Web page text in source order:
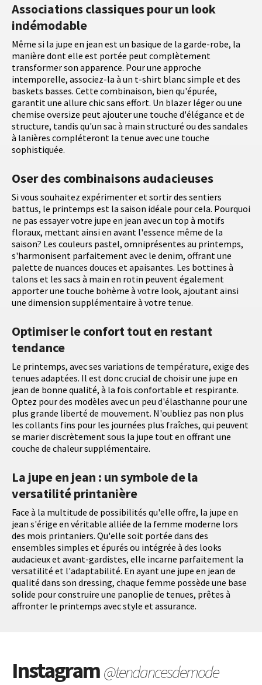
Associations classiques pour un look
indémodable
Même si la jupe en jean est un basique de la garde-robe, la
manière dont elle est portée peut complètement
transformer son apparence. Pour une approche
intemporelle, associez-la à un t-shirt blanc simple et des
baskets basses. Cette combinaison, bien qu'épurée,
garantit une allure chic sans effort. Un blazer léger ou une
chemise oversize peut ajouter une touche d'élégance et de
structure, tandis qu'un sac à main structuré ou des sandales
à lanières compléteront la tenue avec une touche
sophistiquée.
Oser des combinaisons audacieuses
Si vous souhaitez expérimenter et sortir des sentiers
battus, le printemps est la saison idéale pour cela. Pourquoi
ne pas essayer votre jupe en jean avec un top à motifs
floraux, mettant ainsi en avant l'essence même de la
saison? Les couleurs pastel, omniprésentes au printemps,
s'harmonisent parfaitement avec le denim, offrant une
palette de nuances douces et apaisantes. Les bottines à
talons et les sacs à main en rotin peuvent également
apporter une touche bohème à votre look, ajoutant ainsi
une dimension supplémentaire à votre tenue.
Optimiser le confort tout en restant
tendance
Le printemps, avec ses variations de température, exige des
tenues adaptées. Il est donc crucial de choisir une jupe en
jean de bonne qualité, à la fois confortable et respirante.
Optez pour des modèles avec un peu d'élasthanne pour une
plus grande liberté de mouvement. N'oubliez pas non plus
les collants fins pour les journées plus fraîches, qui peuvent
se marier discrètement sous la jupe tout en offrant une
couche de chaleur supplémentaire.
La jupe en jean : un symbole de la
versatilité printanière
Face à la multitude de possibilités qu'elle offre, la jupe en
jean s'érige en véritable alliée de la femme moderne lors
des mois printaniers. Qu'elle soit portée dans des
ensembles simples et épurés ou intégrée à des looks
audacieux et avant-gardistes, elle incarne parfaitement la
versatilité et l'adaptabilité. En ayant une jupe en jean de
qualité dans son dressing, chaque femme possède une base
solide pour construire une panoplie de tenues, prêtes à
affronter le printemps avec style et assurance.
Instagram@tendancesdemode